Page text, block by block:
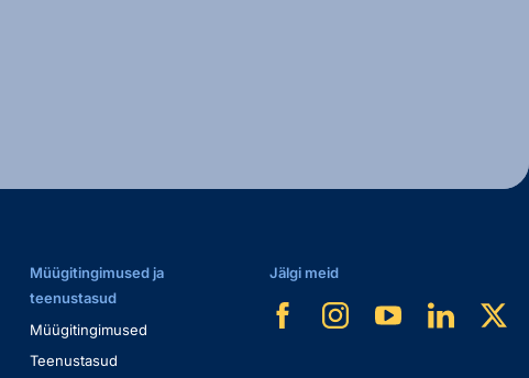
Müügitingimused ja
teenustasud
Müügitingimused
Teenustasud
Jälgi meid